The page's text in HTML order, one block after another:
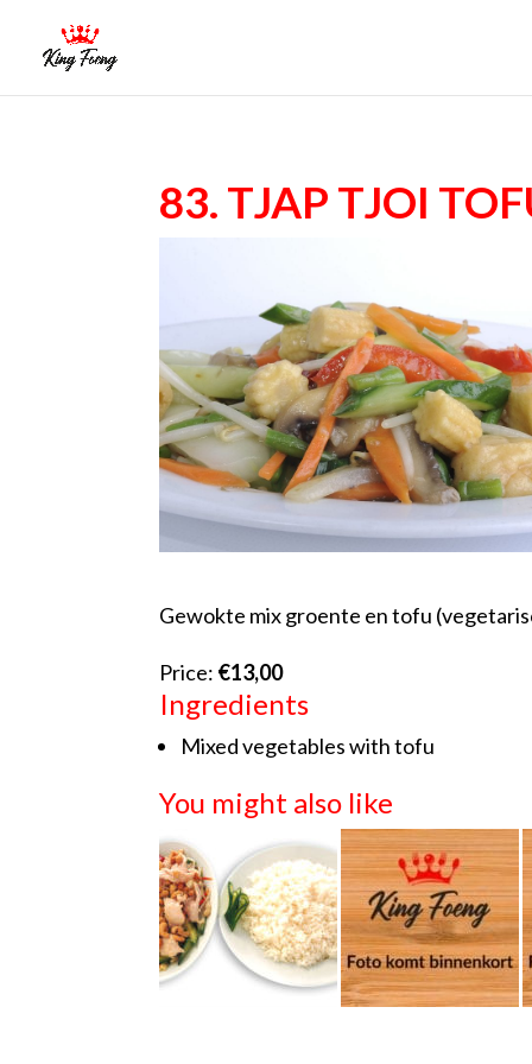
83. Tjap Tjoi
Gewokte mix groente en tofu
Price: €13,00
Ingredients
Mixed vegetables with tofu
You might also like